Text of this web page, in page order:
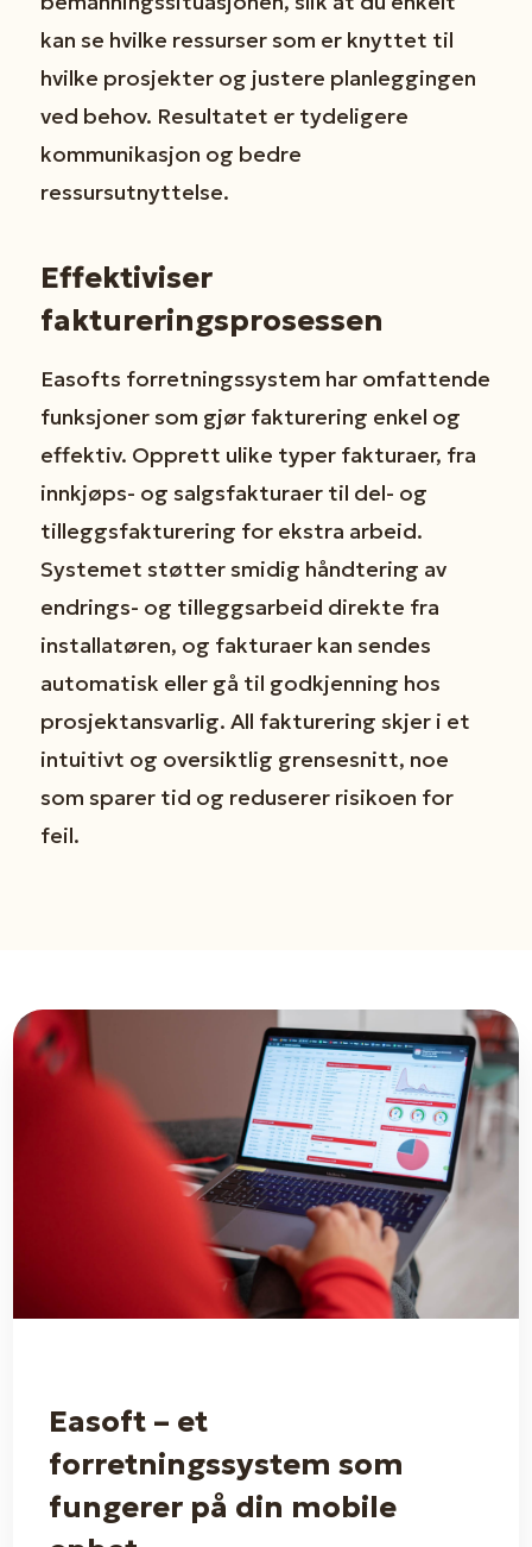
kan se hvilke ressurser som er knyttet til
hvilke prosjekter og justere planleggingen
ved behov. Resultatet er tydeligere
kommunikasjon og bedre
ressursutnyttelse.
Effektiviser
faktureringsprosessen
Easofts forretningssystem har omfattende
funksjoner som gjør fakturering enkel og
effektiv. Opprett ulike typer fakturaer, fra
innkjøps- og salgsfakturaer til del- og
tilleggsfakturering for ekstra arbeid.
Systemet støtter smidig håndtering av
endrings- og tilleggsarbeid direkte fra
installatøren, og fakturaer kan sendes
automatisk eller gå til godkjenning hos
prosjektansvarlig. All fakturering skjer i et
intuitivt og oversiktlig grensesnitt, noe
som sparer tid og reduserer risikoen for
feil.
Easoft – et
forretningssystem som
fungerer på din mobile